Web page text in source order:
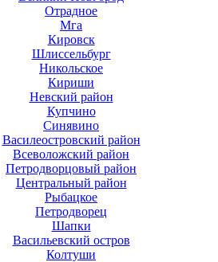
Отрадное
Мга
Кировск
Шлиссельбург
Никольское
Кириши
Невский район
Купчино
Синявино
Василеостровский район
Всеволожский район
Петродворцовый район
Центральный район
Рыбацкое
Петродворец
Шапки
Васильевский остров
Колтуши